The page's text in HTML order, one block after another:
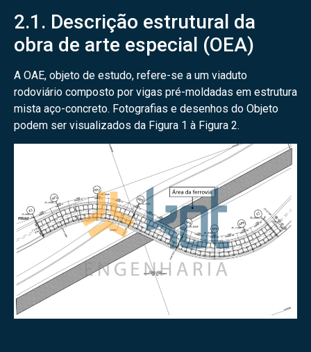
2.1. Descrição estrutural da
obra de arte especial (OEA)
A OAE, objeto de estudo, refere-se a um viaduto
rodoviário composto por vigas pré-moldadas em estrutura
mista aço-concreto. Fotografias e desenhos do Objeto
podem ser visualizados da Figura 1 à Figura 2.